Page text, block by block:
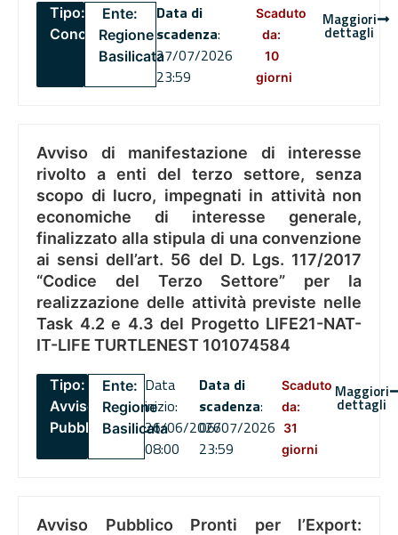
Tipo:
Concorsi
Ente:
Regione
Basilicata
Data di
scadenza:
27/07/2026
23:59
Scaduto
da:
10
giorni
Maggiori
dettagli
Avviso di manifestazione di interesse
rivolto a enti del terzo settore, senza
scopo di lucro, impegnati in attività non
economiche di interesse generale,
finalizzato alla stipula di una convenzione
ai sensi dell’art. 56 del D. Lgs. 117/2017
“Codice del Terzo Settore” per la
realizzazione delle attività previste nelle
Task 4.2 e 4.3 del Progetto LIFE21-NAT-
IT-LIFE TURTLENEST 101074584
Tipo:
Avviso
Pubblico
Ente:
Regione
Basilicata
Data
inizio:
26/06/2026
08:00
Data di
scadenza:
06/07/2026
23:59
Scaduto
da:
31
giorni
Maggiori
dettagli
Avviso Pubblico Pronti per l’Export: